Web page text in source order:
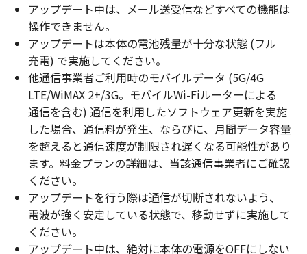
アップデート中は、 メール送受信などすべての機能は
操作できません。
アップデートは本体の電池残量が十分な状態(フル
充電) で実施してください。
他通信事業者ご利用時のモバイルデータ (5G/4G
LTE/WiMAX 2+/3G。 モバイルWi-Fiルーターによる
通信を含む) 通信を利用したソフトウェア更新を実施
した場合、 通信料が発生、ならびに、 月間データ容量
を超えると通信速度が制限され遅くなる可能性があり
ます。 料金プランの詳細は、 当該通信事業者にご確認
ください。
アップデートを行う際は通信が切断されないよう、
電波が強く 安定している状態で、 移動せずに実施して
ください。
アップデート中は、 絶対に本体の電源をOFFにしない